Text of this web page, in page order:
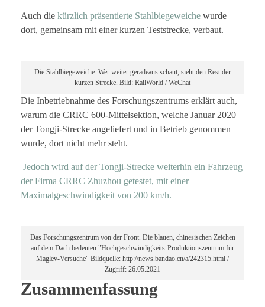
Auch die kürzlich präsentierte Stahlbiegeweiche wurde
dort, gemeinsam mit einer kurzen Teststrecke, verbaut.
Die Stahlbiegeweiche. Wer weiter geradeaus schaut, sieht den Rest der
kurzen Strecke. Bild: RailWorld / WeChat
Die Inbetriebnahme des Forschungszentrums erklärt auch,
warum die CRRC 600-Mittelsektion, welche Januar 2020
der Tongji-Strecke angeliefert und in Betrieb genommen
wurde, dort nicht mehr steht.
Jedoch wird auf der Tongji-Strecke weiterhin ein Fahrzeug
der Firma CRRC Zhuzhou getestet, mit einer
Maximalgeschwindigkeit von 200 km/h.
Das Forschungszentrum von der Front. Die blauen, chinesischen Zeichen
auf dem Dach bedeuten "Hochgeschwindigkeits-Produktionszentrum für
Maglev-Versuche" Bildquelle: http://news.bandao.cn/a/242315.html /
Zugriff: 26.05.2021
Zusammenfassung